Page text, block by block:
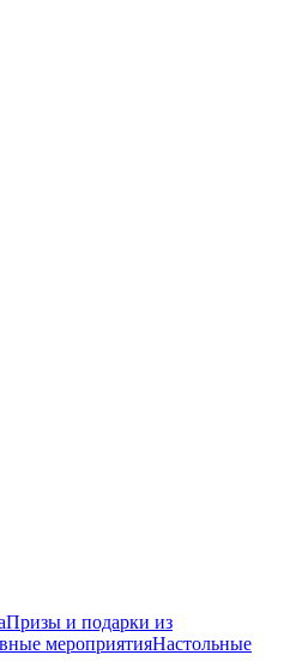
Призы и подарки из
мероприятияНастольные